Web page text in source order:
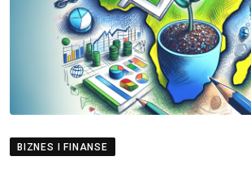
BIZNES I FINANSE